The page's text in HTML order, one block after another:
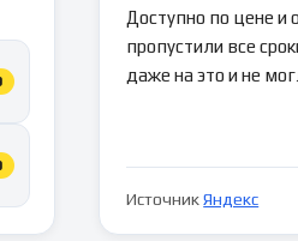
Доступно по цене и
пропустили все
даже на это и не
Источник Яндекс